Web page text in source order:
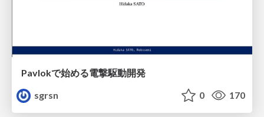
Pavlokで始める電撃駆動開発
sgrsn
0 170